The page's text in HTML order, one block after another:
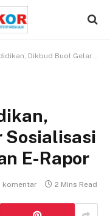
Gelar Sosialisasi SPMB, E-Ijazah, dan E-Rapor
Sosialisasi
E-Rapor
komentar 2 Mins Read